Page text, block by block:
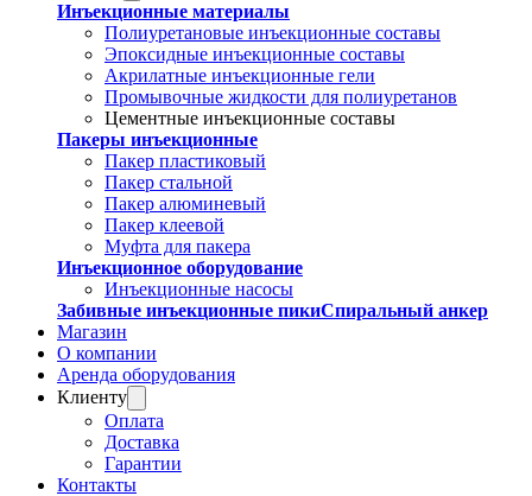
Инъекционные материалы
Полиуретановые инъекционные составы
Эпоксидные инъекционные составы
Акрилатные инъекционные гели
Промывочные жидкости для полиуретанов
Цементные инъекционные составы
Пакеры инъекционные
Пакер пластиковый
Пакер стальной
Пакер алюминевый
Пакер клеевой
Муфта для пакера
Инъекционное оборудование
Инъекционные насосы
Забивные инъекционные пикиСпиральный анкер
Магазин
О компании
Аренда оборудования
Клиенту
Оплата
Доставка
Гарантии
Контакты